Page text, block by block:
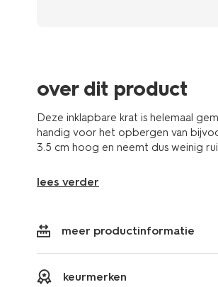
over dit product
Deze inklapbare krat is helemaal
handig voor het opbergen van
3.5 cm hoog en neemt dus weinig
lees verder
meer productinformatie
keurmerken